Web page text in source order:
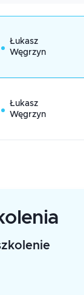
Łukasz
Węgrzyn
Łukasz
Węgrzyn